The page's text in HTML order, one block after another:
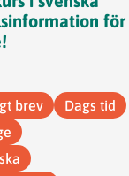
för
brev
Dags tid